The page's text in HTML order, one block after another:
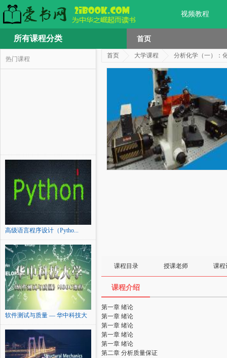
视频教程
所有课程分类 首页
热门课程
高级语言程序设计（Pytho...
软件测试与质量 — 华中科技大
学
首页 大学课程 分析化学（一）：
课程目录 授课老师 课程
课程介绍
第一章 绪论
第一章 绪论
第一章 绪论
第一章 绪论
第一章 绪论
第二章 分析质量保证